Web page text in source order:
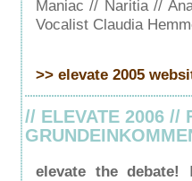
Maniac // Naritia //
Vocalist Claudia
>> elevate 2005
// ELEVATE 2006 //
elevate the debate!